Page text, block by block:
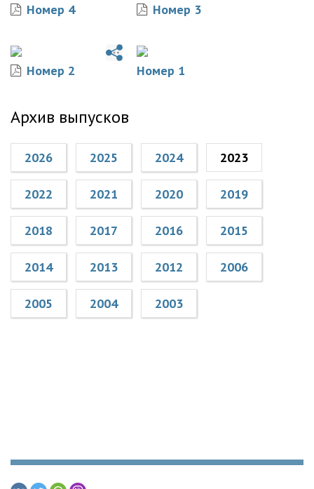
Номер 4 Номер 3
Номер 2 Номер 1
Архив выпусков
2026 2025 2024 2023
2022 2021 2020 2019
2018 2017 2016 2015
2014 2013 2012 2006
2005 2004 2003